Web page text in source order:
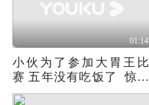
01:14
小伙为了参加大胃王比
赛 五年没有吃饭了 惊呆
众人